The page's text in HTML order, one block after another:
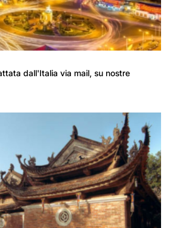
dall'Italia via mail, su nostre